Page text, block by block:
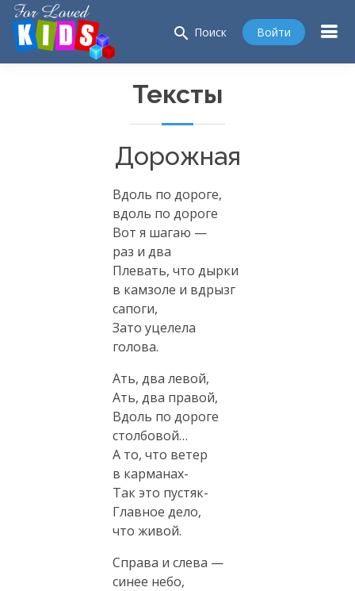
search Поиск Войти
Тексты
Дорожная
Вдоль по дороге,
вдоль по дороге
Вот я шагаю —
раз и два
Плевать, что дырки
в камзоле и вдрызг
сапоги,
Зато уцелела
голова.
Ать, два левой,
Ать, два правой,
Вдоль по дороге
столбовой…
А то, что ветер
в карманах-
Так это пустяк-
Главное дело,
что живой.
Справа и слева —
синее небо,